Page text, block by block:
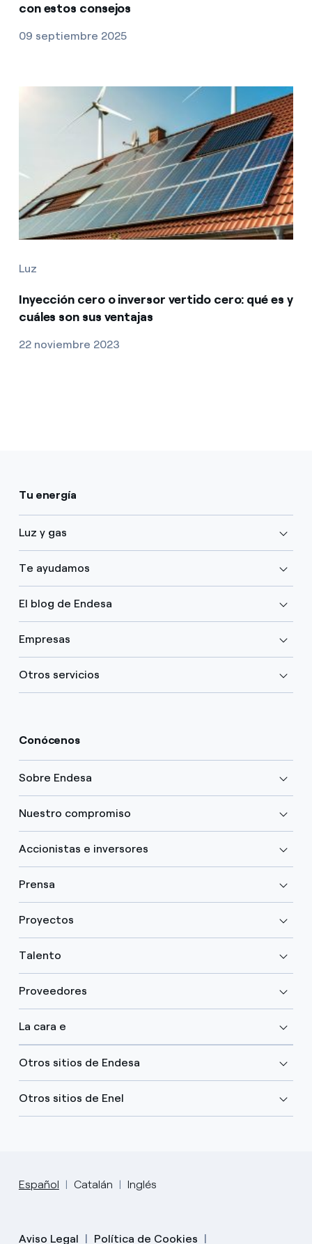
con estos consejos
09 septiembre 2025
Luz
Inyección cero o inversor vertido cero: qué es y
cuáles son sus ventajas
22 noviembre 2023
Tu energía
Luz y gas
Te ayudamos
El blog de Endesa
Empresas
Otros servicios
Conócenos
Sobre Endesa
Nuestro compromiso
Accionistas e inversores
Prensa
Proyectos
Talento
Proveedores
La cara e
Otros sitios de Endesa
Otros sitios de Enel
Español Catalán Inglés
Aviso Legal Política de Cookies